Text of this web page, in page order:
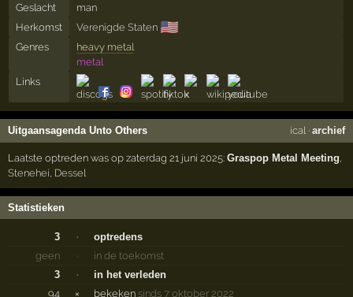
Geslacht
man
Herkomst
Verenigde Staten 🇺🇸
Genres
heavy metal
metal
Links
Uitgaansagenda Unto Others ical· archief
Laatste optreden was op zaterdag 21 juni 2025:Graspop Metal Meeting
Stenehei Dessel
Statistieken
3 ·
optredens
geen
·
in de toekomst
3
·
in het verleden
94
× bekeken sinds 7 oktober 2022